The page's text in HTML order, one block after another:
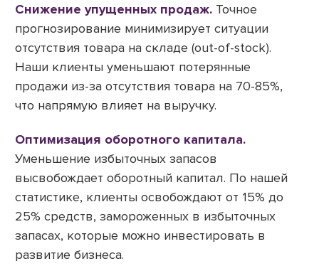
Снижение упущенных продаж. Точное
прогнозирование минимизирует ситуации
отсутствия товара на складе (out-of-stock).
Наши клиенты уменьшают потерянные
продажи из-за отсутствия товара на 70-85%,
что напрямую влияет на выручку.
Оптимизация оборотного капитала.
Уменьшение избыточных запасов
высвобождает оборотный капитал. По нашей
статистике, клиенты освобождают от 15% до
25% средств, замороженных в избыточных
запасах, которые можно инвестировать в
развитие бизнеса.